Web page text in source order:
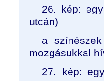
26. kép:
utcán)
a
mozgásukkal
27. kép: